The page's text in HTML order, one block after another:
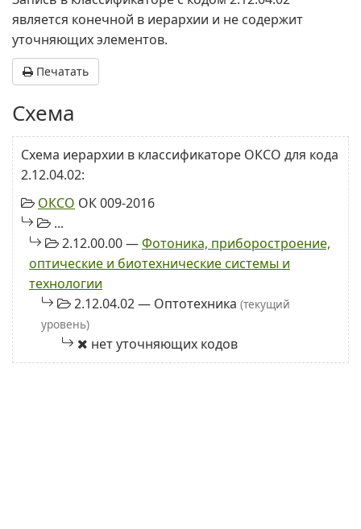
является конечной в иерархии и не содержит
уточняющих элементов.
Печатать
Схема
Схема иерархии в классификаторе ОКСО для кода
2.12.04.02:
ОКСО ОК 009-2016
...
2.12.00.00 —Фотоника, приборостроение,
оптические и биотехнические системы и
технологии
2.12.04.02 — Оптотехника (текущий
уровень)
нет уточняющих кодов